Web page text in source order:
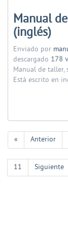
Manual
(inglés)
Enviado por
descargado 178
Manual de taller,
Está escrito en
« Anterior
11
Siguiente